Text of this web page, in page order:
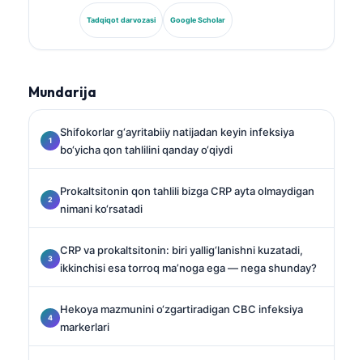
tajribaga ega. Germaniya Klinik biokimyo jamiyatining
sobiq prezidenti bo‘lib, u diagnostik panellar tahlili,
biomarkerlarni standartlashtirish va AI yordamidagi
Tadqiqot darvozasi Google Scholar
Mundarija
Shifokorlar g‘ayritabiiy natijadan keyin infeksiya
bo‘yicha qon tahlilini qanday o‘qiydi
Prokaltsitonin qon tahlili bizga CRP ayta olmaydigan
nimani ko‘rsatadi
CRP va prokaltsitonin: biri yallig‘lanishni kuzatadi,
ikkinchisi esa torroq ma’noga ega — nega shunday?
Hekoya mazmunini o‘zgartiradigan CBC infeksiya
markerlari